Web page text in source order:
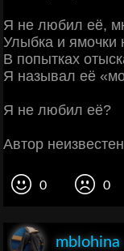
Я не любил её,
Улыбка и ямочки
В попытках
Я называл её
Я не любил её?
Автор неизвестен
0 0
mblohina